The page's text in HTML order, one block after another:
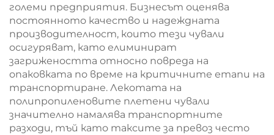
големи предприятия. Бизнесът оценява
постоянното качество и надеждната
производителност, които тези чували
осигуряват, като елиминират
загрижеността относно повреда на
опаковката по време на критичните етапи на
транспортиране. Лекотата на
полипропиленовите плетени чували
значително намалява транспортните
разходи, тъй като таксите за превоз често